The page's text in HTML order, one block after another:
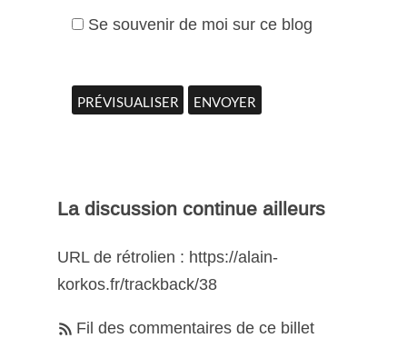
Se souvenir de moi sur ce blog
La discussion continue ailleurs
URL de rétrolien : https://alain-
korkos.fr/trackback/38
Fil des commentaires de ce billet